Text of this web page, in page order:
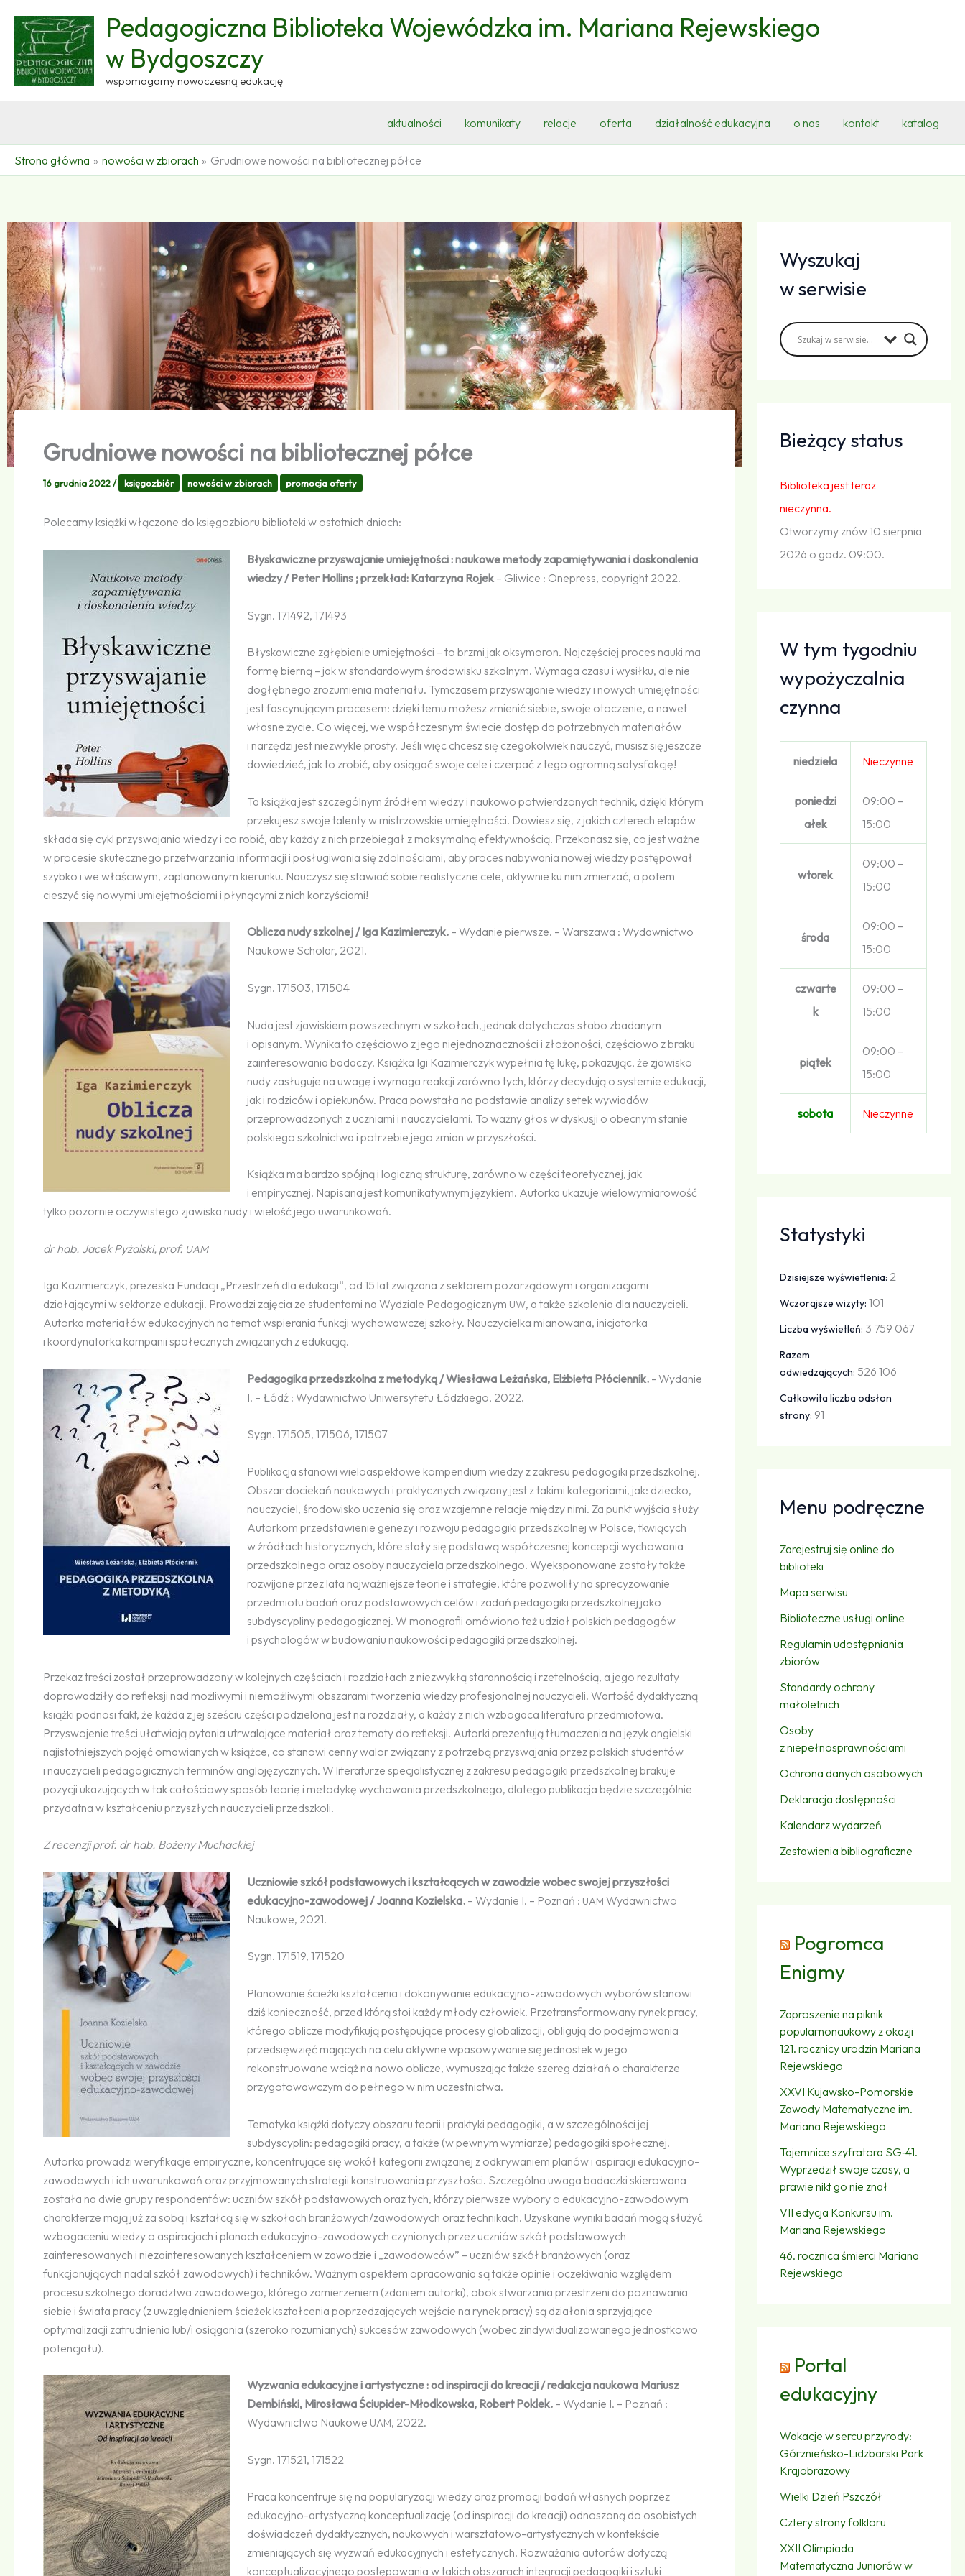
treści
Pedagogiczna Biblioteka Wojewódzka im. Mariana Rejewskiego
w Bydgoszczy
wspomagamy nowoczesną edukację
aktualności komunikaty relacje oferta działalność edukacyjna o nas kontakt katalog
Strona główna nowości w zbiorach Grudniowe nowości na bibliotecznej półce
Grudniowe nowości na bibliotecznej półce
16 grudnia 2022/ księgozbiór nowości w zbiorach promocja oferty
Polecamy książki włączone do księgozbioru biblioteki w ostatnich dniach:
Błyskawiczne przyswajanie umiejętności : naukowe metody zapamiętywania i doskonalenia
wiedzy / Peter Hollins ; przekład: Katarzyna Rojek – Gliwice : Onepress, copyright 2022.
Sygn. 171492, 171493
Błyskawiczne zgłębienie umiejętności – to brzmi jak oksymoron. Najczęściej proces nauki ma
formę bierną – jak w standardowym środowisku szkolnym. Wymaga czasu i wysiłku, ale nie
dogłębnego zrozumienia materiału. Tymczasem przyswajanie wiedzy i nowych umiejętności
jest fascynującym procesem: dzięki temu możesz zmienić siebie, swoje otoczenie, a nawet
własne życie. Co więcej, we współczesnym świecie dostęp do potrzebnych materiałów
i narzędzi jest niezwykle prosty. Jeśli więc chcesz się czegokolwiek nauczyć, musisz się jeszcze
dowiedzieć, jak to zrobić, aby osiągać swoje cele i czerpać z tego ogromną satysfakcję!
Ta książka jest szczególnym źródłem wiedzy i naukowo potwierdzonych technik, dzięki którym
przekujesz swoje talenty w mistrzowskie umiejętności. Dowiesz się, z jakich czterech etapów
składa się cykl przyswajania wiedzy i co robić, aby każdy z nich przebiegał z maksymalną efektywnością. Przekonasz się, co jest ważne
w procesie skutecznego przetwarzania informacji i posługiwania się zdolnościami, aby proces nabywania nowej wiedzy postępował
szybko i we właściwym, zaplanowanym kierunku. Nauczysz się stawiać sobie realistyczne cele, aktywnie ku nim zmierzać, a potem
cieszyć się nowymi umiejętnościami i płynącymi z nich korzyściami!
Oblicza nudy szkolnej / Iga Kazimierczyk. – Wydanie pierwsze. – Warszawa : Wydawnictwo
Naukowe Scholar, 2021.
Sygn. 171503, 171504
Nuda jest zjawiskiem powszechnym w szkołach, jednak dotychczas słabo zbadanym
i opisanym. Wynika to częściowo z jego niejednoznaczności i złożoności, częściowo z braku
zainteresowania badaczy. Książka Igi Kazimierczyk wypełnia tę lukę, pokazując, że zjawisko
nudy zasługuje na uwagę i wymaga reakcji zarówno tych, którzy decydują o systemie edukacji,
jak i rodziców i opiekunów. Praca powstała na podstawie analizy setek wywiadów
przeprowadzonych z uczniami i nauczycielami. To ważny głos w dyskusji o obecnym stanie
polskiego szkolnictwa i potrzebie jego zmian w przyszłości.
Książka ma bardzo spójną i logiczną strukturę, zarówno w części teoretycznej, jak
i empirycznej. Napisana jest komunikatywnym językiem. Autorka ukazuje wielowymiarowość
tylko pozornie oczywistego zjawiska nudy i wielość jego uwarunkowań.
dr hab. Jacek Pyżalski, prof. UAM
Iga Kazimierczyk, prezeska Fundacji „Przestrzeń dla edukacji“, od 15 lat związana z sektorem pozarządowym i organizacjami
działającymi w sektorze edukacji. Prowadzi zajęcia ze studentami na Wydziale Pedagogicznym UW, a także szkolenia dla nauczycieli.
Autorka materiałów edukacyjnych na temat wspierania funkcji wychowawczej szkoły. Nauczycielka mianowana, inicjatorka
i koordynatorka kampanii społecznych związanych z edukacją.
Pedagogika przedszkolna z metodyką / Wiesława Leżańska, Elżbieta Płóciennik. - Wydanie
I. – Łódź : Wydawnictwo Uniwersytetu Łódzkiego, 2022.
Sygn. 171505, 171506, 171507
Publikacja stanowi wieloaspektowe kompendium wiedzy z zakresu pedagogiki przedszkolnej.
Obszar dociekań naukowych i praktycznych związany jest z takimi kategoriami, jak: dziecko,
nauczyciel, środowisko uczenia się oraz wzajemne relacje między nimi. Za punkt wyjścia służy
Autorkom przedstawienie genezy i rozwoju pedagogiki przedszkolnej w Polsce, tkwiących
w źródłach historycznych, które stały się podstawą współczesnej koncepcji wychowania
przedszkolnego oraz osoby nauczyciela przedszkolnego. Wyeksponowane zostały także
rozwijane przez lata najważniejsze teorie i strategie, które pozwoliły na sprecyzowanie
przedmiotu badań oraz podstawowych celów i zadań pedagogiki przedszkolnej jako
subdyscypliny pedagogicznej. W monografii omówiono też udział polskich pedagogów
i psychologów w budowaniu naukowości pedagogiki przedszkolnej.
Przekaz treści został przeprowadzony w kolejnych częściach i rozdziałach z niezwykłą starannością i rzetelnością, a jego rezultaty
doprowadziły do refleksji nad możliwymi i niemożliwymi obszarami tworzenia wiedzy profesjonalnej nauczycieli. Wartość dydaktyczną
książki podnosi fakt, że każda z jej sześciu części podzielona jest na rozdziały, a każdy z nich wzbogaca literatura przedmiotowa.
Przyswojenie treści ułatwiają pytania utrwalające materiał oraz tematy do refleksji. Autorki prezentują tłumaczenia na język angielski
najistotniejszych pojęć omawianych w książce, co stanowi cenny walor związany z potrzebą przyswajania przez polskich studentów
i nauczycieli pedagogicznych terminów anglojęzycznych. W literaturze specjalistycznej z zakresu pedagogiki przedszkolnej brakuje
pozycji ukazujących w tak całościowy sposób teorię i metodykę wychowania przedszkolnego, dlatego publikacja będzie szczególnie
przydatna w kształceniu przyszłych nauczycieli przedszkoli.
Z recenzji prof. dr hab. Bożeny Muchackiej
Uczniowie szkół podstawowych i kształcących w zawodzie wobec swojej przyszłości
edukacyjno-zawodowej / Joanna Kozielska. – Wydanie I. – Poznań : UAM Wydawnictwo
Naukowe, 2021.
Sygn. 171519, 171520
Planowanie ścieżki kształcenia i dokonywanie edukacyjno-zawodowych wyborów stanowi
dziś konieczność, przed którą stoi każdy młody człowiek. Przetransformowany rynek pracy,
którego oblicze modyfikują postępujące procesy globalizacji, obligują do podejmowania
przedsięwzięć mających na celu aktywne wpasowywanie się jednostek w jego
rekonstruowane wciąż na nowo oblicze, wymuszając także szereg działań o charakterze
przygotowawczym do pełnego w nim uczestnictwa.
Tematyka książki dotyczy obszaru teorii i praktyki pedagogiki, a w szczególności jej
subdyscyplin: pedagogiki pracy, a także (w pewnym wymiarze) pedagogiki społecznej.
Autorka prowadzi weryfikacje empiryczne, koncentrujące się wokół kategorii związanej z odkrywaniem planów i aspiracji edukacyjno-
zawodowych i ich uwarunkowań oraz przyjmowanych strategii konstruowania przyszłości. Szczególna uwaga badaczki skierowana
została na dwie grupy respondentów: uczniów szkół podstawowych oraz tych, którzy pierwsze wybory o edukacyjno-zawodowym
charakterze mają już za sobą i kształcą się w szkołach branżowych/zawodowych oraz technikach. Uzyskane wyniki badań mogą służyć
wzbogaceniu wiedzy o aspiracjach i planach edukacyjno-zawodowych czynionych przez uczniów szkół podstawowych
zainteresowanych i niezainteresowanych kształceniem w zawodzie i „zawodowców” – uczniów szkół branżowych (oraz
funkcjonujących nadal szkół zawodowych) i techników. Ważnym aspektem opracowania są także opinie i oczekiwania względem
procesu szkolnego doradztwa zawodowego, którego zamierzeniem (zdaniem autorki), obok stwarzania przestrzeni do poznawania
siebie i świata pracy (z uwzględnieniem ścieżek kształcenia poprzedzających wejście na rynek pracy) są działania sprzyjające
optymalizacji zatrudnienia lub/i osiągania (szeroko rozumianych) sukcesów zawodowych (wobec zindywidualizowanego jednostkowo
potencjału).
Wyzwania edukacyjne i artystyczne : od inspiracji do kreacji / redakcja naukowa Mariusz
Dembiński, Mirosława Ściupider-Młodkowska, Robert Poklek. – Wydanie I. – Poznań :
Wydawnictwo Naukowe UAM, 2022.
Sygn. 171521, 171522
Praca koncentruje się na popularyzacji wiedzy oraz promocji badań własnych poprzez
edukacyjno-artystyczną konceptualizację (od inspiracji do kreacji) odnoszoną do osobistych
doświadczeń dydaktycznych, naukowych i warsztatowo-artystycznych w kontekście
zmieniających się wyzwań edukacyjnych i estetycznych. Rozważania autorów dotyczą
konceptualizacyjnego postępowania w takich obszarach integracji pedagogiki i sztuki
Wyszukaj
w serwisie
Bieżący status
Biblioteka jest teraz
nieczynna.
Otworzymy znów 10 sierpnia
2026 o godz. 09:00.
W tym tygodniu
wypożyczalnia
czynna
niedziela Nieczynne
poniedzi
ałek
09:00 –
15:00
wtorek
09:00 –
15:00
środa
09:00 –
15:00
czwarte
k
09:00 –
15:00
piątek
09:00 –
15:00
sobota Nieczynne
Statystyki
Dzisiejsze wyświetlenia: 2
Wczorajsze wizyty:101
Liczba wyświetleń: 3 759 067
Razem
odwiedzających: 526 106
Całkowita liczba odsłon
strony: 91
Menu podręczne
Zarejestruj się online do
biblioteki
Mapa serwisu
Biblioteczne usługi online
Regulamin udostępniania
zbiorów
Standardy ochrony
małoletnich
Osoby
z niepełnosprawnościami
Ochrona danych osobowych
Deklaracja dostępności
Kalendarz wydarzeń
Zestawienia bibliograficzne
Pogromca
Enigmy
Zaproszenie na piknik
popularnonaukowy z okazji
121. rocznicy urodzin Mariana
Rejewskiego
XXVI Kujawsko-Pomorskie
Zawody Matematyczne im.
Mariana Rejewskiego
Tajemnice szyfratora SG‑41.
Wyprzedził swoje czasy, a
prawie nikt go nie znał
VII edycja Konkursu im.
Mariana Rejewskiego
46. rocznica śmierci Mariana
Rejewskiego
Portal
edukacyjny
Wakacje w sercu przyrody:
Górznieńsko-Lidzbarski Park
Krajobrazowy
Wielki Dzień Pszczół
Cztery strony folkloru
XXII Olimpiada
Matematyczna Juniorów w